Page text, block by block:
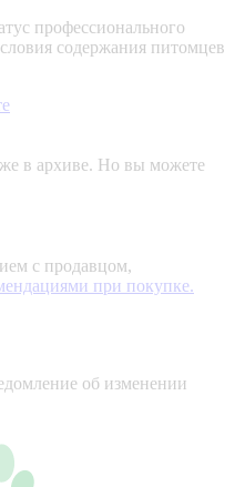
профессионального
содержания питомцев
в архиве. Но вы можете
с продавцом,
при покупке.
об изменении